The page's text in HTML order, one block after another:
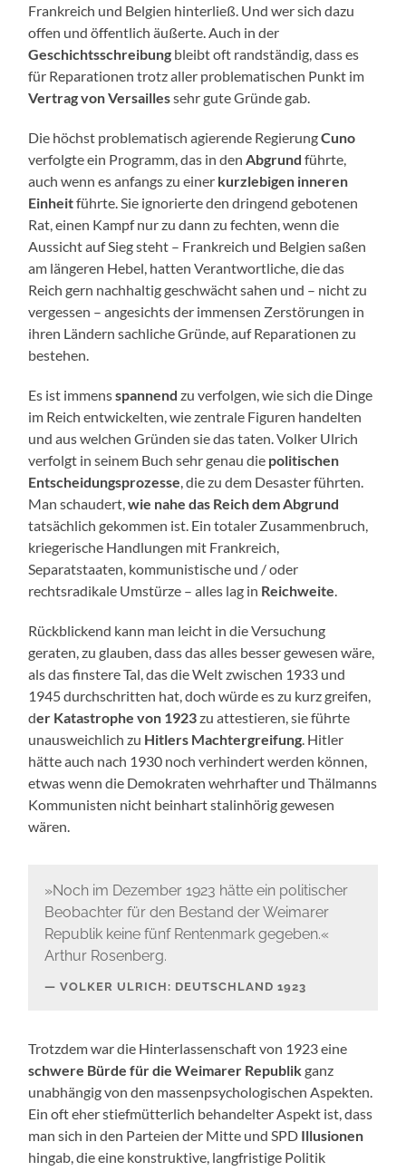
Frankreich und Belgien hinterließ. Und wer sich dazu
offen und öffentlich äußerte. Auch in der
Geschichtsschreibung bleibt oft randständig, dass es
für Reparationen trotz aller problematischen Punkt im
Vertrag von Versaillessehr gute Gründe gab.
Die höchst problematisch agierende RegierungCuno
verfolgte ein Programm, das in denAbgrundführte,
auch wenn es anfangs zu einer kurzlebigen inneren
Einheitführte. Sie ignorierte den dringend gebotenen
Rat, einen Kampf nur zu dann zu fechten, wenn die
Aussicht auf Sieg steht – Frankreich und Belgien saßen
am längeren Hebel, hatten Verantwortliche, die das
Reich gern nachhaltig geschwächt sahen und – nicht zu
vergessen – angesichts der immensen Zerstörungen in
ihren Ländern sachliche Gründe, auf Reparationen zu
bestehen.
Es ist immensspannendzu verfolgen, wie sich die Dinge
im Reich entwickelten, wie zentrale Figuren handelten
und aus welchen Gründen sie das taten. Volker Ulrich
verfolgt in seinem Buch sehr genau die politischen
Entscheidungsprozesse, die zu dem Desaster führten.
Man schaudert,wie nahe das Reich dem Abgrund
tatsächlich gekommen ist. Ein totaler Zusammenbruch,
kriegerische Handlungen mit Frankreich,
Separatstaaten, kommunistische und / oder
rechtsradikale Umstürze – alles lag in Reichweite.
Rückblickend kann man leicht in die Versuchung
geraten, zu glauben, dass das alles besser gewesen wäre,
als das finstere Tal, das die Welt zwischen 1933 und
1945 durchschritten hat, doch würde es zu kurz greifen,
der Katastrophe von 1923zu attestieren, sie führte
unausweichlich zu Hitlers Machtergreifung. Hitler
hätte auch nach 1930 noch verhindert werden können,
etwas wenn die Demokraten wehrhafter und Thälmanns
Kommunisten nicht beinhart stalinhörig gewesen
wären.
»Noch im Dezember 1923 hätte ein politischer
Beobachter für den Bestand der Weimarer
Republik keine fünf Rentenmark gegeben.«
Arthur Rosenberg.
VOLKER ULRICH: DEUTSCHLAND 1923
Trotzdem war die Hinterlassenschaft von 1923 eine
schwere Bürde für die Weimarer Republikganz
unabhängig von den massenpsychologischen Aspekten.
Ein oft eher stiefmütterlich behandelter Aspekt ist, dass
man sich in den Parteien der Mitte und SPD Illusionen
hingab, die eine konstruktive, langfristige Politik